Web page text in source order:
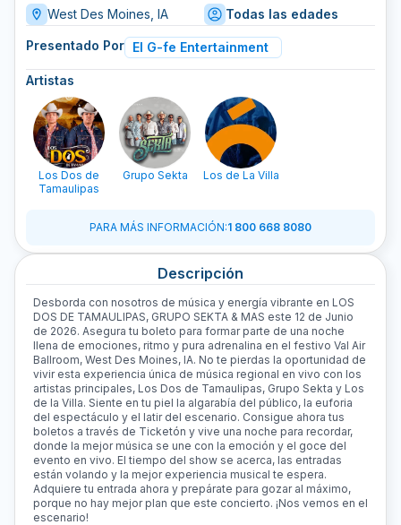
West Des Moines, IA Todas las edades
Presentado Por El G-fe Entertainment
Artistas
Los Dos de
Tamaulipas
Grupo Sekta Los de La Villa
PARA MÁS INFORMACIÓN:1 800 668 8080
Descripción
Desborda con nosotros de música y energía vibrante en LOS
DOS DE TAMAULIPAS, GRUPO SEKTA & MAS este 12 de Junio
de 2026. Asegura tu boleto para formar parte de una noche
llena de emociones, ritmo y pura adrenalina en el festivo Val Air
Ballroom, West Des Moines, IA. No te pierdas la oportunidad de
vivir esta experiencia única de música regional en vivo con los
artistas principales, Los Dos de Tamaulipas, Grupo Sekta y Los
de la Villa. Siente en tu piel la algarabía del público, la euforia
del espectáculo y el latir del escenario. Consigue ahora tus
boletos a través de Ticketón y vive una noche para recordar,
donde la mejor música se une con la emoción y el goce del
evento en vivo. El tiempo del show se acerca, las entradas
están volando y la mejor experiencia musical te espera.
Adquiere tu entrada ahora y prepárate para gozar al máximo,
porque no hay mejor plan que este concierto. ¡Nos vemos en el
escenario!